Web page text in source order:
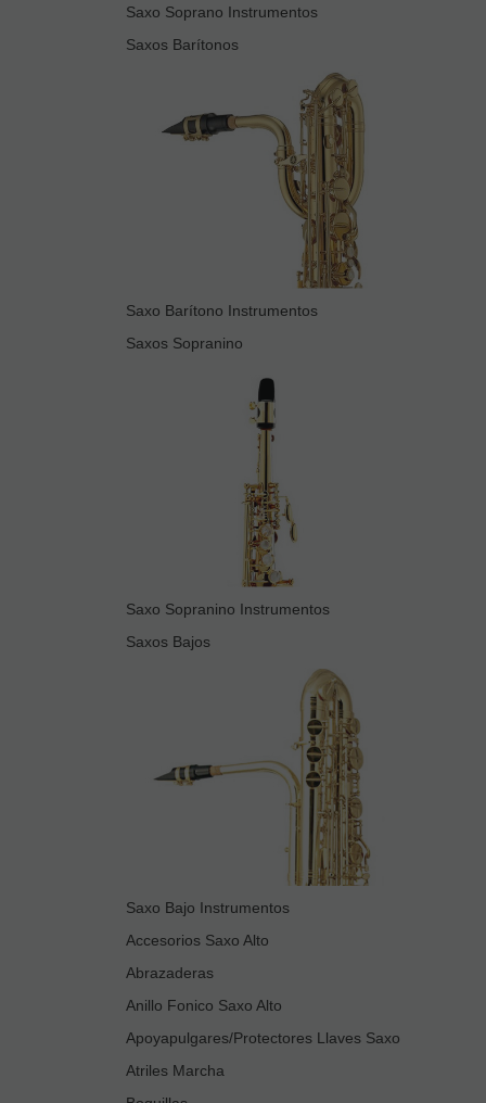
Saxo Soprano Instrumentos
Saxos Barítonos
Saxo Barítono Instrumentos
Saxos Sopranino
Saxo Sopranino Instrumentos
Saxos Bajos
Saxo Bajo Instrumentos
Accesorios Saxo Alto
Abrazaderas
Anillo Fonico Saxo Alto
Apoyapulgares/Protectores Llaves Saxo
Atriles Marcha